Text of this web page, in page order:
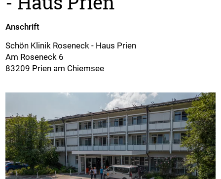
Anschrift
Schön Klinik Roseneck - Haus Prien
Am Roseneck 6
83209 Prien am Chiemsee